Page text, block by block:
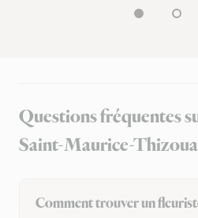
Questions fréquentes
Saint-Maurice-
Comment trouver un